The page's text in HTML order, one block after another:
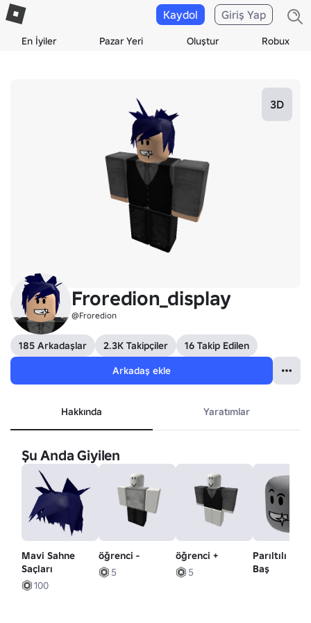
En İyiler Pazar Yeri Oluştur Robux
Kaydol Giriş Yap
3D
Froredion_display
@Froredion
185 Arkadaşlar 2.3K Takipçiler
16 Takip Edilen
Arkadaş ekle
Hakkında Yaratımlar
Şu Anda Giyilen
Mavi Sahne
Saçları
100
öğrenci -
5
öğrenci +
5
Parıltılı
Baş